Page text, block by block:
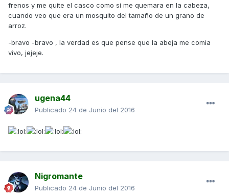
frenos y me quite el casco como si me quemara en la cabeza,
cuando veo que era un mosquito del tamaño de un grano de
arroz.
-bravo -bravo , la verdad es que pense que la abeja me comia
vivo, jejeje.
ugena44
Publicado 24 de Junio del 2016
Nigromante
Publicado 24 de Junio del 2016